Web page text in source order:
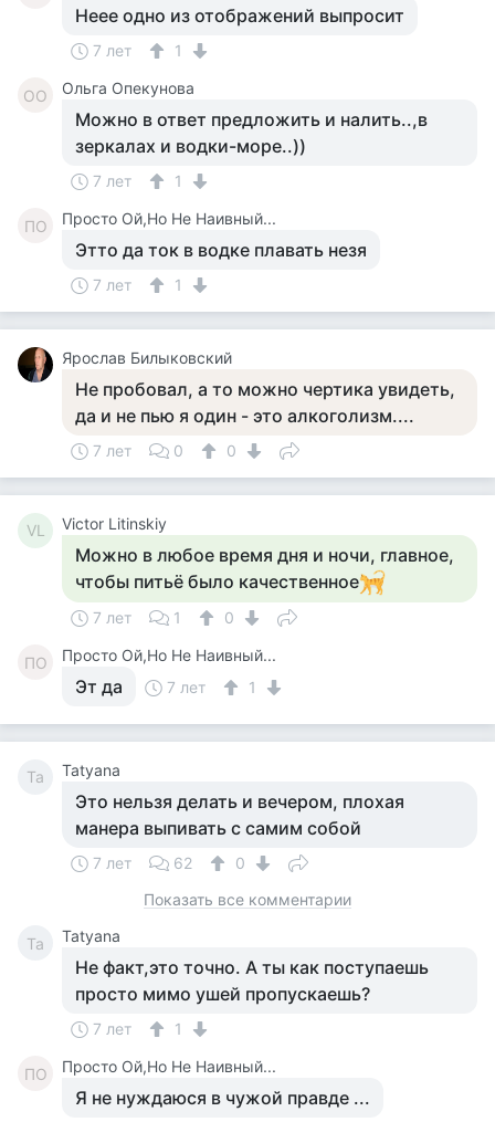
Неее одно из отображений выпросит
7 лет 1
ОО Ольга Опекунова
Можно в ответ предложить и налить..,в
зеркалах и водки-море..))
7 лет 1
ПО Просто Ой,Но Не Наивный...
Этто да ток в водке плавать незя
7 лет 1
Ярослав Билыковский
Не пробовал, а то можно чертика увидеть,
да и не пью я один - это алкоголизм....
7 лет 0 0
VL Victor Litinskiy
Можно в любое время дня и ночи, главное,
чтобы питьё было качественное
7 лет 1 0
ПО Просто Ой,Но Не Наивный...
Эт да 7 лет 1
Ta Tatyana
Это нельзя делать и вечером, плохая
манера выпивать с самим собой
7 лет 62
0
Показать все комментарии
Ta Tatyana
Не факт,это точно. А ты как поступаешь
просто мимо ушей пропускаешь?
7 лет 1
ПО Просто Ой,Но Не Наивный...
Я не нуждаюся в чужой правде ...